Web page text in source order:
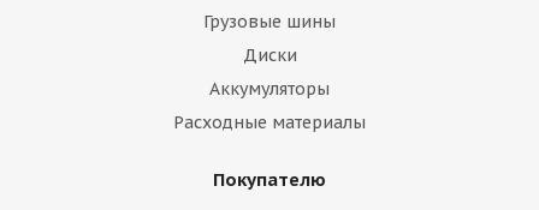
Грузовые шины
Диски
Аккумуляторы
Расходные материалы
Покупателю